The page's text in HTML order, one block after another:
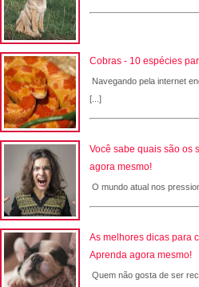
Cobras - 10 espécies
Navegando pela internet
[...]
Você sabe quais são os
agora mesmo!
O mundo atual nos
As melhores dicas para
Aprenda agora mesmo!
Quem não gosta de ser